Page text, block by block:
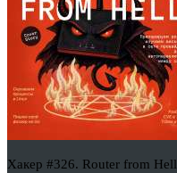
Хакер #326. Router from Hell